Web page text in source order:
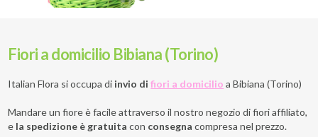
Fiori a domicilio Bibiana (Torino)
Italian Flora si occupa di invio difiori a domicilio a Bibiana (Torino)
Mandare un fiore è facile attraverso il nostro negozio di fiori affiliato,
e la spedizione è gratuita con consegna compresa nel prezzo.